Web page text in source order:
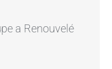
a Renouvelé